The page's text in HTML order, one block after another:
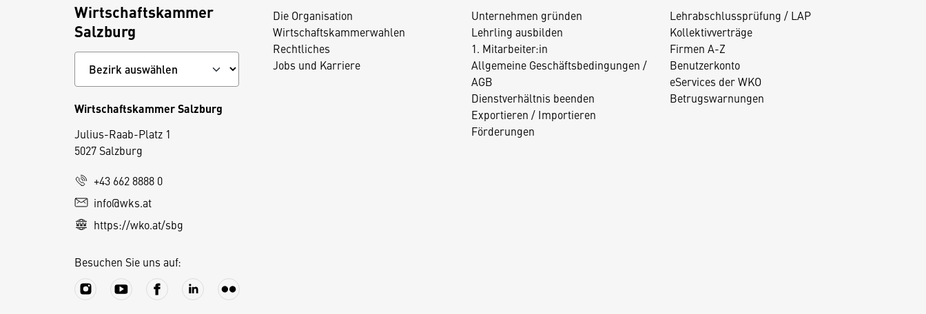
Die Organisation
Wirtschaftskammerwahlen
Rechtliches
Jobs und Karriere
Unternehmen gründen
Lehrling ausbilden
1. Mitarbeiter:in
Allgemeine Geschäftsbedingungen /
AGB
Dienstverhältnis beenden
Exportieren / Importieren
Förderungen
Lehrabschlussprüfung / LAP
Kollektivverträge
Firmen A-Z
Benutzerkonto
eServices der WKO
Betrugswarnungen
Wirtschaftskammer
Salzburg
Wirtschaftskammer Salzburg
Julius-Raab-Platz 1
5027 Salzburg
+43 662 8888 0
info@wks.at
https://wko.at/sbg
Besuchen Sie uns auf: